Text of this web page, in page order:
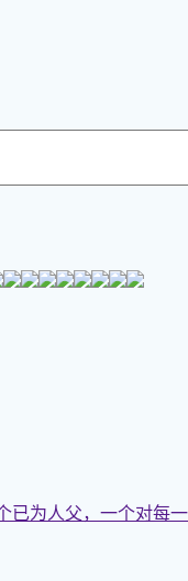
已为人父，一个对每